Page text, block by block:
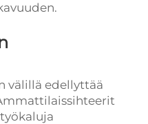
välillä edellyttää